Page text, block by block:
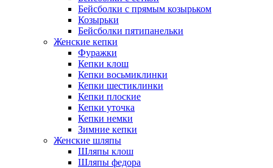
Бейсболки с прямым козырьком
Козырьки
Бейсболки пятипанельки
Женские кепки
Фуражки
Кепки клош
Кепки восьмиклинки
Кепки шестиклинки
Кепки плоские
Кепки уточка
Кепки немки
Зимние кепки
Женские шляпы
Шляпы клош
Шляпы федора